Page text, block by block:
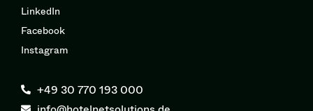
LinkedIn
Facebook
Instagram
+49 30 770 193 000